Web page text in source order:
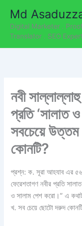
content
Md
Digital Marketer .
Translator . SEO
নবী
প্রতি ‘সালাত
সবচেয়ে উত্তম
কোনটি?
প্রশ্ন: ক. সূরা আহযাব এর
ফেরেশতাগণ নবীর প্রতি
ও সালাম পেশ করো।” এ
খ. সব চেয়ে ছোটো দরুদ
a
t
e
s